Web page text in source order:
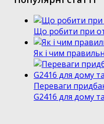
Що робити при
Як і чим
Переваги
G2416 для дому